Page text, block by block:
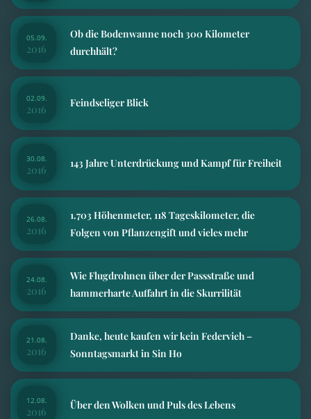
05.09.
2016
Ob die Bodenwanne noch 300 Kilometer
durchhält?
02.09.
2016 Feindseliger Blick
30.08.
2016 143 Jahre Unterdrückung und Kampf für Freiheit
26.08.
2016
1.703 Höhenmeter, 118 Tageskilometer, die
Folgen von Pflanzengift und vieles mehr
24.08.
2016
Wie Flugdrohnen über der Passstraße und
hammerharte Auffahrt in die Skurrilität
21.08.
2016
Danke, heute kaufen wir kein Federvieh –
Sonntagsmarkt in Sin Ho
12.08.
2016 Über den Wolken und Puls des Lebens